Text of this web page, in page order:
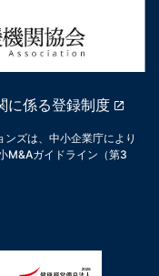
に係る登録制度
ズは、中小企業庁により
M&Aガイドライン（第3